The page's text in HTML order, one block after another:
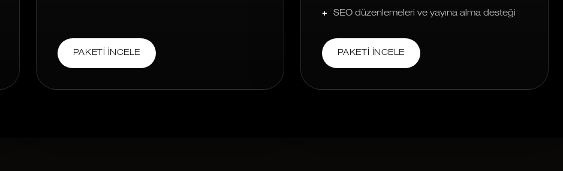
PAKETI İNCELE
SEO düzenlemeleri ve yayına alma desteği
PAKETI İNCELE